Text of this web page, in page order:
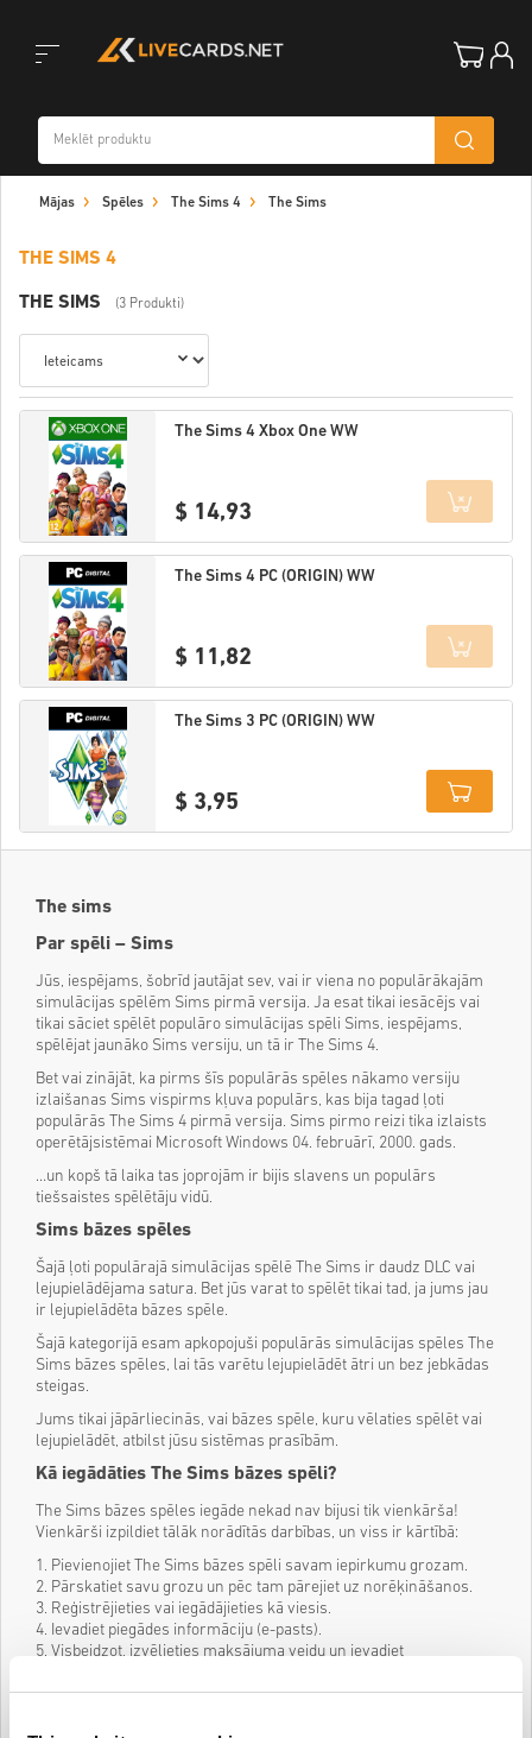
Mājas Spēles The Sims 4 The Sims
THE SIMS 4
THE SIMS (3 Produkti)
The Sims 4 Xbox One WW
$ 14,93
Details
The Sims 4 PC (ORIGIN) WW
$ 11,82
Details
The Sims 3 PC (ORIGIN) WW
$ 3,95
The sims
Par spēli – Sims
Jūs, iespējams, šobrīd jautājat sev, vai ir viena no populārākajām
simulācijas spēlēm Sims pirmā versija. Ja esat tikai iesācējs vai
tikai sāciet spēlēt populāro simulācijas spēli Sims, iespējams,
spēlējat jaunāko Sims versiju, un tā ir The Sims 4.
Bet vai zinājāt, ka pirms šīs populārās spēles nākamo versiju
izlaišanas Sims vispirms kļuva populārs, kas bija tagad ļoti
populārās The Sims 4 pirmā versija. Sims pirmo reizi tika izlaists
operētājsistēmai Microsoft Windows 04. februārī, 2000. gads.
…un kopš tā laika tas joprojām ir bijis slavens un populārs
tiešsaistes spēlētāju vidū.
Sims bāzes spēles
Šajā ļoti populārajā simulācijas spēlē The Sims ir daudz DLC vai
lejupielādējama satura. Bet jūs varat to spēlēt tikai tad, ja jums jau
ir lejupielādēta bāzes spēle.
Šajā kategorijā esam apkopojuši populārās simulācijas spēles The
Sims bāzes spēles, lai tās varētu lejupielādēt ātri un bez jebkādas
steigas.
Jums tikai jāpārliecinās, vai bāzes spēle, kuru vēlaties spēlēt vai
lejupielādēt, atbilst jūsu sistēmas prasībām.
Kā iegādāties The Sims bāzes spēli?
The Sims bāzes spēles iegāde nekad nav bijusi tik vienkārša!
Vienkārši izpildiet tālāk norādītās darbības, un viss ir kārtībā:
1. Pievienojiet The Sims bāzes spēli savam iepirkumu grozam.
2. Pārskatiet savu grozu un pēc tam pārejiet uz norēķināšanos.
3. Reģistrējieties vai iegādājieties kā viesis.
4. Ievadiet piegādes informāciju (e-pasts).
5. Visbeidzot, izvēlieties maksājuma veidu un ievadiet